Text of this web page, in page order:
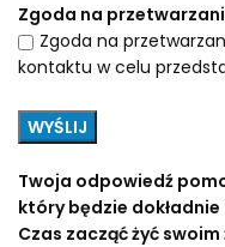
Zgoda na
Zgoda na
kontaktu w celu
Twoja odpowiedź
który będzie
Czas zacząć żyć